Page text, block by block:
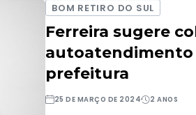
BOM RETIRO DO SUL
Ferreira sugere
autoatendimento
prefeitura
25 DE MARÇO DE 2024 2 ANOS